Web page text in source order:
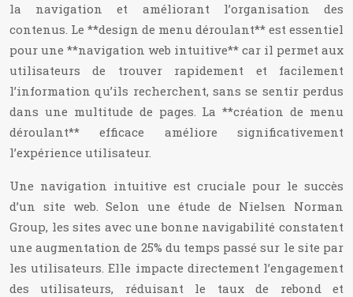
la navigation et améliorant l’organisation des
contenus. Le **design de menu déroulant** est essentiel
pour une **navigation web intuitive** car il permet aux
utilisateurs de trouver rapidement et facilement
l’information qu’ils recherchent, sans se sentir perdus
dans une multitude de pages. La **création de menu
déroulant** efficace améliore significativement
l’expérience utilisateur.
Une navigation intuitive est cruciale pour le succès
d’un site web. Selon une étude de Nielsen Norman
Group, les sites avec une bonne navigabilité constatent
une augmentation de 25% du temps passé sur le site par
les utilisateurs. Elle impacte directement l’engagement
des utilisateurs, réduisant le taux de rebond et